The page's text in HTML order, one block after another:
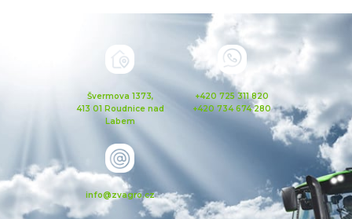
Švermova 1373,
413 01 Roudnice nad
Labem
+420 725 311 820
+420 734 674 280
info@zvagro.cz